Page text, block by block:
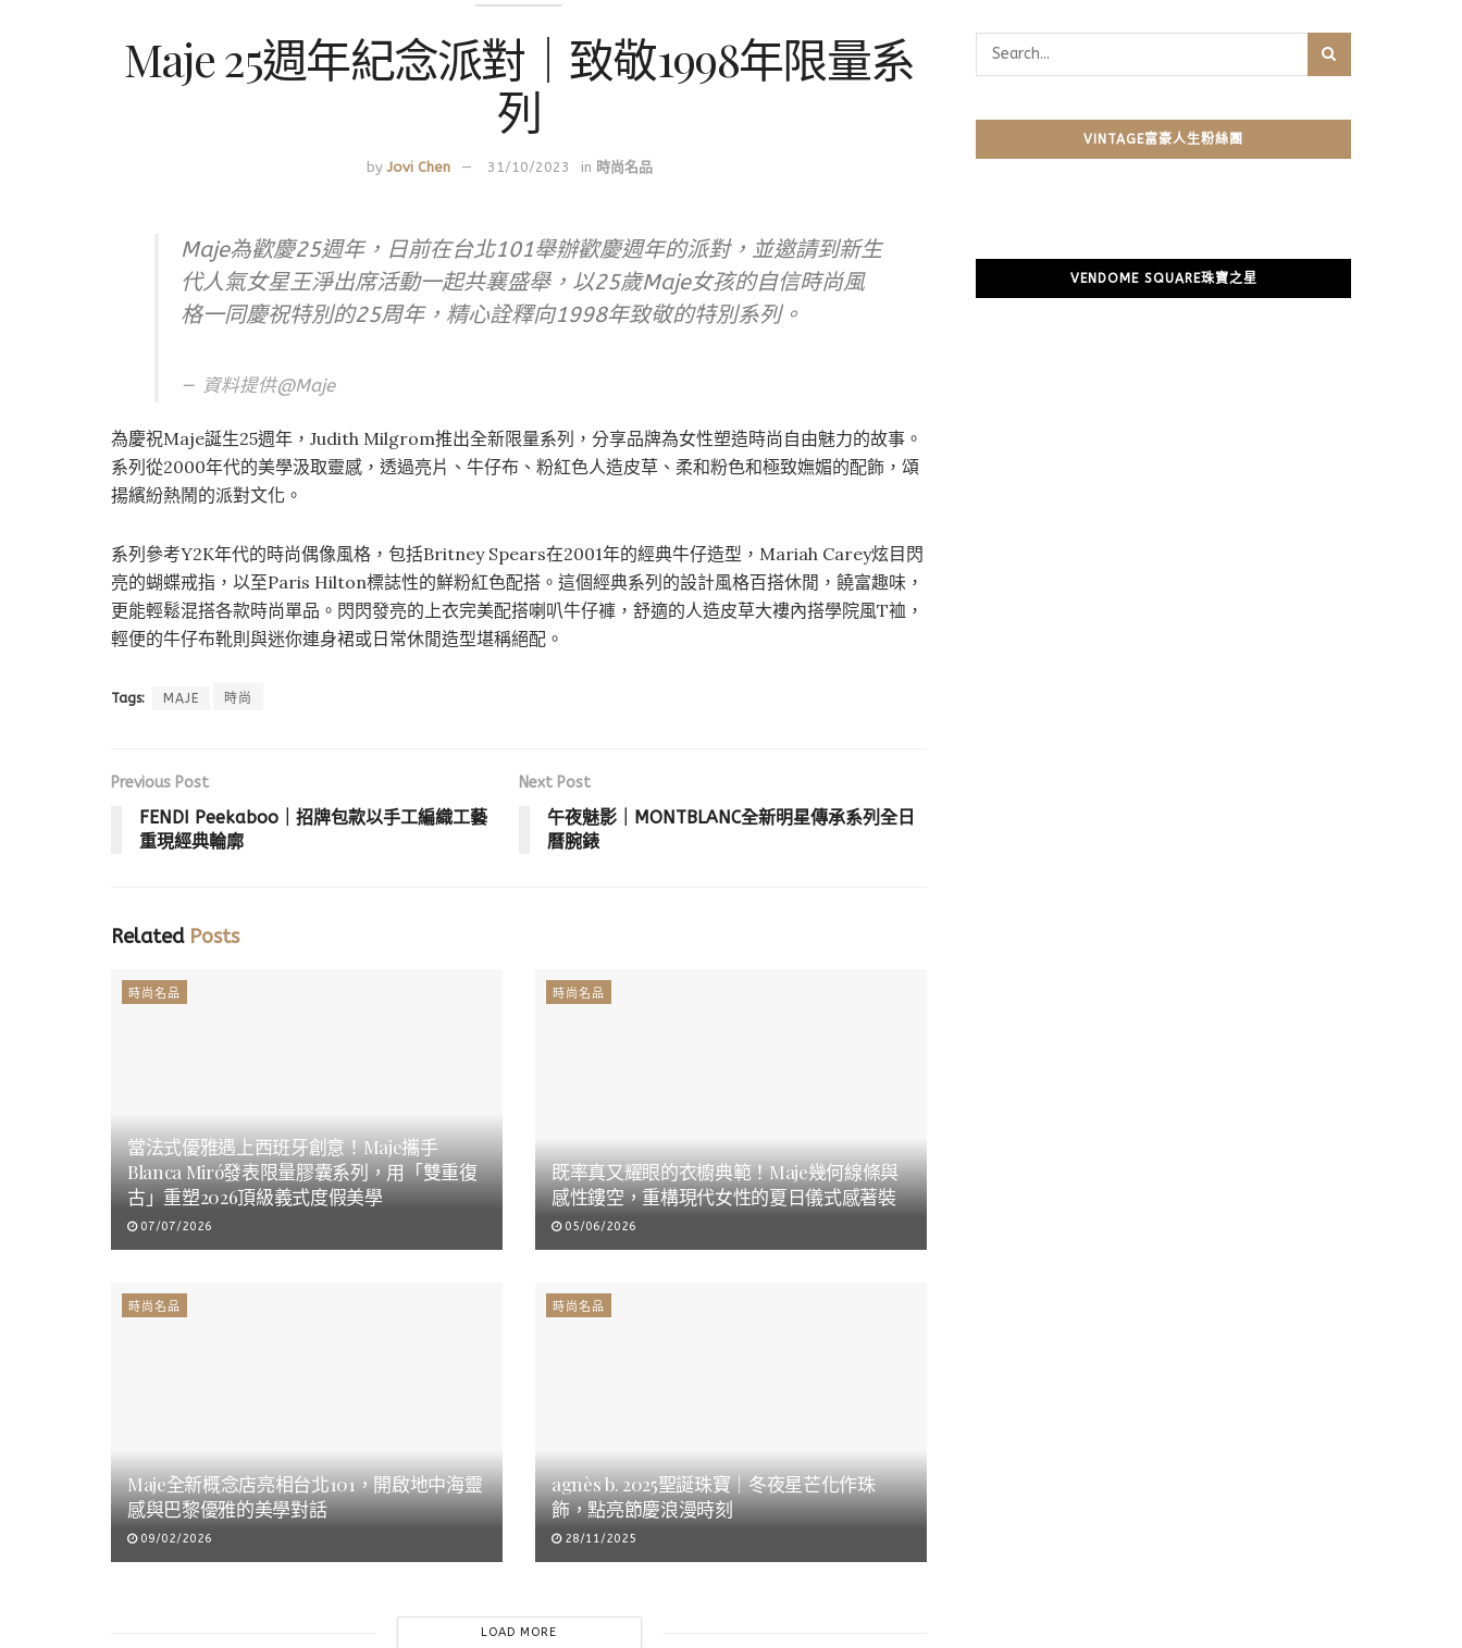
Maje 25週年紀念派對｜致敬1998年限量系
列
by Jovi Chen 31/10/2023 in 時尚名品
Maje為歡慶25週年，日前在台北101舉辦歡慶週年的派對，並邀請到新生
代人氣女星王淨出席活動一起共襄盛舉，以25歲Maje女孩的自信時尚風
格一同慶祝特別的25周年，精心詮釋向1998年致敬的特別系列。
資料提供@Maje
為慶祝Maje誕生25週年，Judith Milgrom推出全新限量系列，分享品牌為女性塑造時尚自由魅力的故事。
系列從2000年代的美學汲取靈感，透過亮片、牛仔布、粉紅色人造皮草、柔和粉色和極致嫵媚的配飾，頌
揚繽紛熱鬧的派對文化。
系列參考Y2K年代的時尚偶像風格，包括Britney Spears在2001年的經典牛仔造型，Mariah Carey炫目閃
亮的蝴蝶戒指，以至Paris Hilton標誌性的鮮粉紅色配搭。這個經典系列的設計風格百搭休閒，饒富趣味，
更能輕鬆混搭各款時尚單品。閃閃發亮的上衣完美配搭喇叭牛仔褲，舒適的人造皮草大褸內搭學院風T裇，
輕便的牛仔布靴則與迷你連身裙或日常休閒造型堪稱絕配。
Tags: MAJE 時尚
Previous Post
FENDI Peekaboo｜招牌包款以手工編織工藝
重現經典輪廓
Next Post
午夜魅影｜MONTBLANC全新明星傳承系列全日
曆腕錶
RelatedPosts
時尚名品
當法式優雅遇上西班牙創意！Maje攜手
Blanca Miró發表限量膠囊系列，用「雙重復
古」重塑2026頂級義式度假美學
07/07/2026
時尚名品
既率真又耀眼的衣櫥典範！Maje幾何線條與
感性鏤空，重構現代女性的夏日儀式感著裝
05/06/2026
時尚名品
Maje全新概念店亮相台北101，開啟地中海靈
感與巴黎優雅的美學對話
09/02/2026
時尚名品
agnès b. 2025聖誕珠寶｜冬夜星芒化作珠
飾，點亮節慶浪漫時刻
28/11/2025
LOAD MORE
VINTAGE富豪人生粉絲團
VENDOME SQUARE珠寶之星